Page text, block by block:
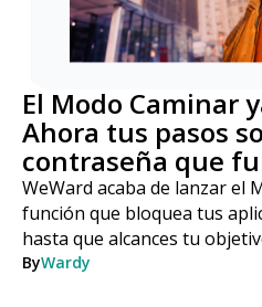
El Modo Caminar
Ahora tus pasos
contraseña que
WeWard acaba de lanzar el
función que bloquea tus
hasta que alcances tu
funciona, paso a paso.
ByWardy